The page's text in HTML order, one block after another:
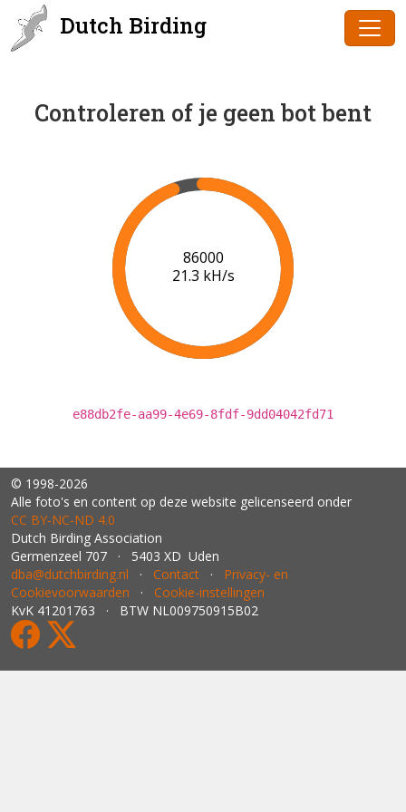
Dutch Birding
Controleren of je geen bot bent
87000
20.7 kH/s
e88db2fe-aa99-4e69-8fdf-9dd04042fd71
© 1998-2026
Alle foto's en content op deze website gelicenseerd onder
CC BY‑NC‑ND 4.0
Dutch Birding Association
Germenzeel 707 · 5403 XD Uden
dba@dutchbirding.nl · Contact · Privacy- en
Cookievoorwaarden · Cookie-instellingen
KvK 41201763 · BTW NL009750915B02